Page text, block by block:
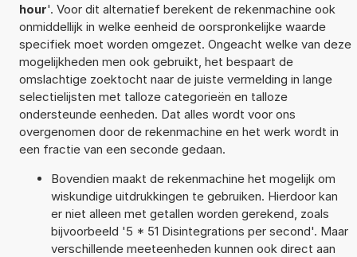
hour'. Voor dit alternatief berekent de rekenmachine ook
onmiddellijk in welke eenheid de oorspronkelijke waarde
specifiek moet worden omgezet. Ongeacht welke van deze
mogelijkheden men ook gebruikt, het bespaart de
omslachtige zoektocht naar de juiste vermelding in lange
selectielijsten met talloze categorieën en talloze
ondersteunde eenheden. Dat alles wordt voor ons
overgenomen door de rekenmachine en het werk wordt in
een fractie van een seconde gedaan.
Bovendien maakt de rekenmachine het mogelijk om
wiskundige uitdrukkingen te gebruiken. Hierdoor kan
er niet alleen met getallen worden gerekend, zoals
bijvoorbeeld '5 * 51 Disintegrations per second'. Maar
verschillende meeteenheden kunnen ook direct aan